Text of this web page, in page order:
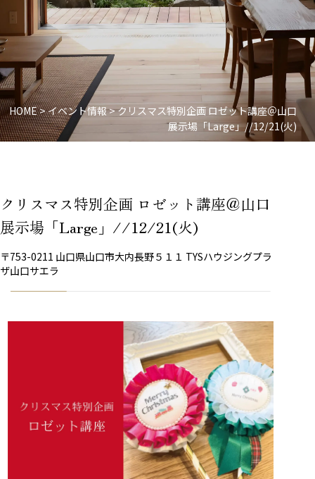
HOME>イベント情報>クリスマス特別企画 ロゼット講座＠山口
展示場「Large」//12/21(火)
クリスマス特別企画 ロゼット講座＠山口
展示場「Large」//12/21(火)
〒753-0211 山口県山口市大内長野５１１ TYSハウジングプラ
ザ山口サエラ